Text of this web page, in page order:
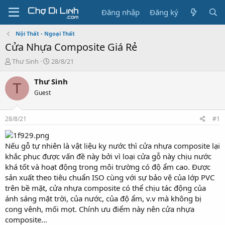
Đăng nhập Đăng ký
Nội Thất - Ngoại Thất
Cửa Nhựa Composite Giá Rẻ
T
r
a
s
t
a
r
t
e
r
Thư Sinh
N
à
28/8/21
T Thư Sinh
Guest
28/8/21 #1
Nếu gỗ tự nhiên là vật liệu kỵ nước thì cửa nhựa composite lại
khắc phục được vấn đề này bởi vì loại cửa gỗ này chịu nước
khá tốt và hoạt động trong môi trường có độ ẩm cao. Được
sản xuất theo tiêu chuẩn ISO cùng với sự bảo vệ của lớp PVC
trên bề mặt, cửa nhựa composite có thể chịu tác động của
ánh sáng mặt trời, của nước, của độ ẩm, v.v mà không bị
cong vênh, mối mọt. Chính ưu điểm này nên cửa nhựa
composite...